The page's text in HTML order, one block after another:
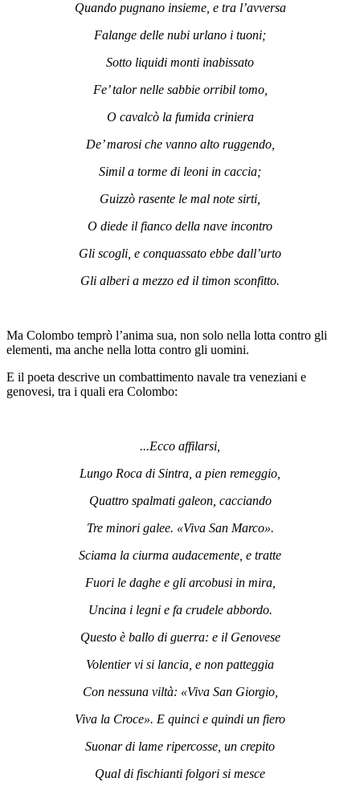
Quando pugnano insieme, e tra l’avversa
Falange delle nubi urlano i tuoni;
Sotto liquidi monti inabissato
Fe’ talor nelle sabbie orribil tomo,
O cavalcò la fumida criniera
De’ marosi che vanno alto ruggendo,
Simil a torme di leoni in caccia;
Guizzò rasente le mal note sirti,
O diede il fianco della nave incontro
Gli scogli, e conquassato ebbe dall’urto
Gli alberi a mezzo ed il timon sconfitto.
Ma Colombo temprò l’anima sua, non solo nella lotta contro gli
elementi, ma anche nella lotta contro gli uomini.
E il poeta descrive un combattimento navale tra veneziani e
genovesi, tra i quali era Colombo:
...Ecco affilarsi,
Lungo Roca di Sintra, a pien remeggio,
Quattro spalmati galeon, cacciando
Tre minori galee. «Viva San Marco».
Sciama la ciurma audacemente, e tratte
Fuori le daghe e gli arcobusi in mira,
Uncina i legni e fa crudele abbordo.
Questo è ballo di guerra: e il Genovese
Volentier vi si lancia, e non patteggia
Con nessuna viltà: «Viva San Giorgio,
Viva la Croce». E quinci e quindi un fiero
Suonar di lame ripercosse, un crepito
Qual di fischianti folgori si mesce